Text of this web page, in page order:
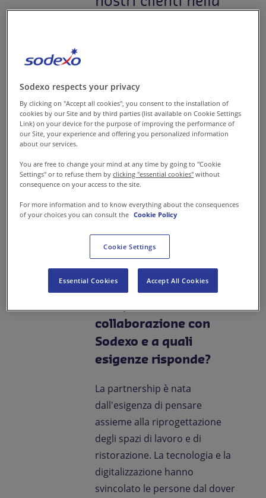
Luca Brusamolino, founder di
Workitect, è un esperto di
smart working e progettazione
di spazi di lavoro. Dal 2016 si
aziende nei processi di
workplace change e da anni è
partner di Sodexo nella
abbiamo chiesto di parlarci di
collaborazione con
Sodexo e a quali
esigenze risponde?
La partnership è nata
dall'esigenza di pensare
assieme alla riprogettazione
degli spazi di lavoro e di
ristorazione. La tecnologia e la
digitalizzazione hanno
svincolato le persone dal dover
Sodexo respects your privacy
By clicking on "Accept all cookies", you consent to the installation of
cookies by our Site and by third parties (list available on Cookie Settings
Link) on your device for the purpose of improving the performance of
our Site, your experience and offering you personalized information
about our services.
You are free to change your mind at any time by going to "Cookie
Settings" or to refuse them byclicking "essential cookies" without
consequence on your access to the site.
For more information and to know everything about the consequences
of your choices you can consult the Cookie Policy
Cookie Settings
Essential Cookies Accept All Cookies